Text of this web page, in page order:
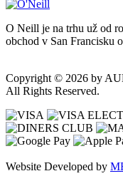
O Neill je na trhu už od
obchod v San Francisku
Copyright © 2026 by
All Rights Reserved.
Website Developed by